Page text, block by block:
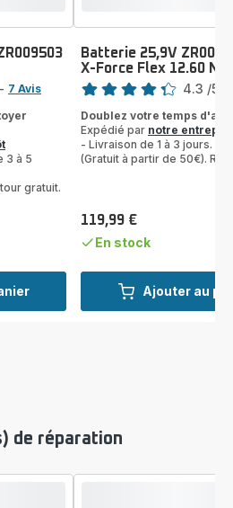
- 7 Avis
3 à 5
gratuit.
Ajouter au
Batterie 25,9V
X-Force Flex 12.60
Note
4.3 /5
Doublez votre temps
Expédié par notre entrepôt
- Livraison de 1 à 3 jours.
(Gratuit à partir de 50€).
Prix
119,99 €
En stock
de réparation